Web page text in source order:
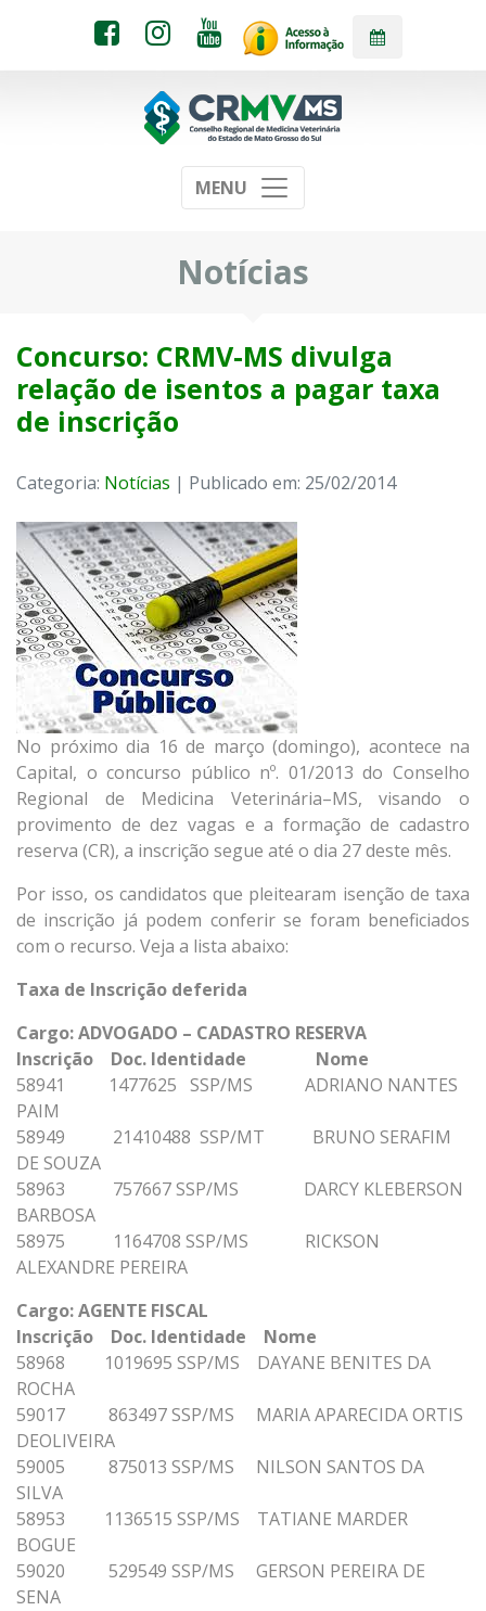
MENU
Notícias
Concurso: CRMV-MS divulga
relação de isentos a pagar taxa
de inscrição
Categoria: Notícias | Publicado em: 25/02/2014
No próximo dia 16 de março (domingo), acontece na
Capital, o concurso público nº. 01/2013 do Conselho
Regional de Medicina Veterinária–MS, visando o
provimento de dez vagas e a formação de cadastro
reserva (CR), a inscrição segue até o dia 27 deste mês.
Por isso, os candidatos que pleitearam isenção de taxa
de inscrição já podem conferir se foram beneficiados
com o recurso. Veja a lista abaixo:
Taxa de Inscrição deferida
Cargo: ADVOGADO – CADASTRO RESERVA
Inscrição Doc. Identidade Nome
58941 1477625 SSP/MS ADRIANO NANTES
PAIM
58949 21410488 SSP/MT BRUNO SERAFIM
DE SOUZA
58963 757667 SSP/MS DARCY KLEBERSON
BARBOSA
58975 1164708 SSP/MS RICKSON
ALEXANDRE PEREIRA
Cargo: AGENTE FISCAL
Inscrição Doc. Identidade Nome
58968 1019695 SSP/MS DAYANE BENITES DA
ROCHA
59017 863497 SSP/MS MARIA APARECIDA ORTIS
DEOLIVEIRA
59005 875013 SSP/MS NILSON SANTOS DA
SILVA
58953 1136515 SSP/MS TATIANE MARDER
BOGUE
59020 529549 SSP/MS GERSON PEREIRA DE
SENA